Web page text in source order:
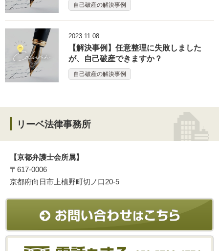
自己破産の解決事例
2023.11.08
【解決事例】任意整理に失敗しました
が、自己破産できますか？
自己破産の解決事例
リーベ法律事務所
【京都弁護士会所属】
〒617-0006
京都府向日市上植野町切ノ口20-5